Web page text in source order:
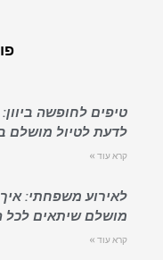
טיפים לחופשה ביוון:
לדעת לטיול מושלם
קרא עוד »
לאירוע משפחתי: איך
מושלם שיתאים לכל
קרא עוד »